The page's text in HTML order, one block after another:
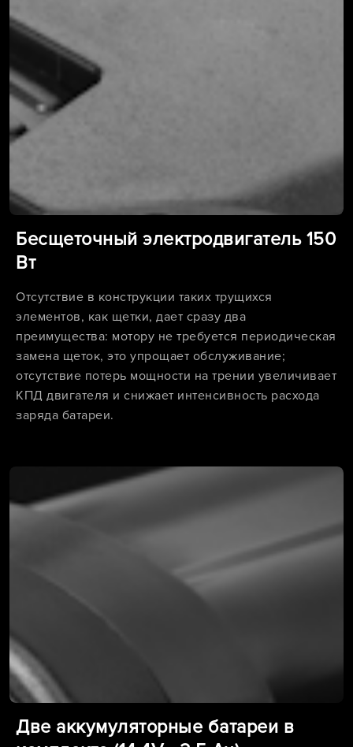
Бесщеточный электродвигатель 150
Вт
Отсутствие в конструкции таких трущихся
элементов, как щетки, дает сразу два
преимущества: мотору не требуется периодическая
замена щеток, это упрощает обслуживание;
отсутствие потерь мощности на трении увеличивает
КПД двигателя и снижает интенсивность расхода
заряда батареи.
Две аккумуляторные батареи в